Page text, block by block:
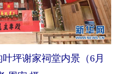
坪谢家祠堂内景（6月